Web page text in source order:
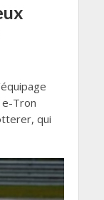
e-Tron
qui